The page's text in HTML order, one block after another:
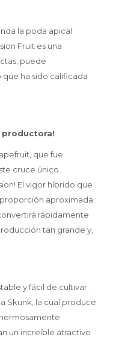
la poda apical
Fruit es una
puede
ha sido calificada
productora!
que fue
cruce único
El vigor híbrido que
aproximada
rápidamente
tan grande y,
y fácil de cultivar.
Skunk, la cual produce
un increíble atractivo